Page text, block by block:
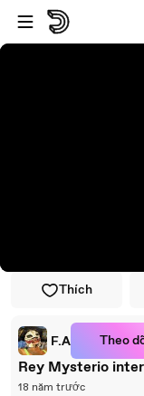
Đi đến trình phát
Đi đến nội dung chính
Thích
F.A Theo
Rey Mysterio
18 năm trước